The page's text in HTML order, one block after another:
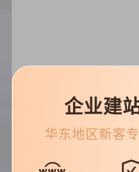
帮助&支持
常见问题
建站技巧
企业建
华东地区新客